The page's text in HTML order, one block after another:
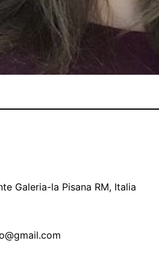
Galeria-la Pisana RM, Italia